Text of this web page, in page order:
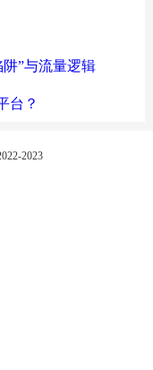
”与流量逻辑
台？
2023